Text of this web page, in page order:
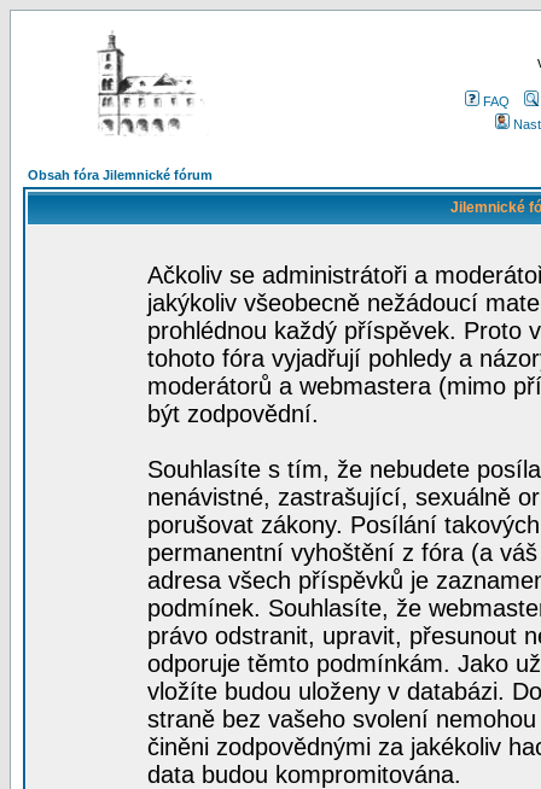
FAQ
Obsah fóra Jilemnické fórum
Jilemnické
Ačkoliv se administrátoři a
jakýkoliv všeobecně nežádoucí
prohlédnou každý příspěvek. Proto
tohoto fóra vyjadřují pohledy a
moderátorů a webmastera (mimo
být zodpovědní.
Souhlasíte s tím, že nebudete
nenávistné, zastrašující, sexuálně
porušovat zákony. Posílání
permanentní vyhoštění z fóra (a
adresa všech příspěvků je
podmínek. Souhlasíte, že
právo odstranit, upravit, přesunout
odporuje těmto podmínkám. Jako
vložíte budou uloženy v databázi.
straně bez vašeho svolení
činěni zodpovědnými za jakékoliv
data budou kompromitována.